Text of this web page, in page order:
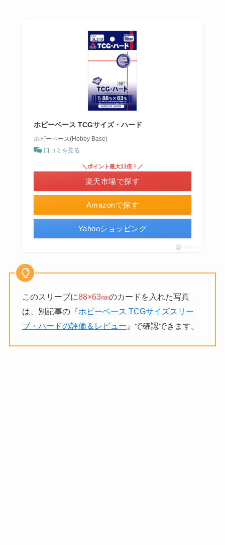
ホビーベース TCGサイズ・ハード
ホビーベース(Hobby Base)
口コミを見る
Amazonで探す
＼ポイント最大11倍！／
楽天市場で探す
Yahooショッピング
ポチップ
このスリーブに88×63㎜のカードを入れた写真
は、別記事の『ホビーベース TCGサイズスリー
ブ・ハードの評価＆レビュー 』で確認できます。